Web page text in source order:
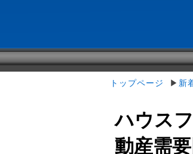
トップページ ▶ 新
ハウス
動産需